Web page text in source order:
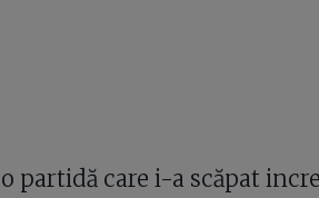
partidă care i-a scăpat